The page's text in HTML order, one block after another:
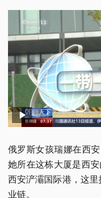
俄罗斯女孩瑞娜在西
她所在这栋大厦是西
西安浐灞国际港，这
业链。